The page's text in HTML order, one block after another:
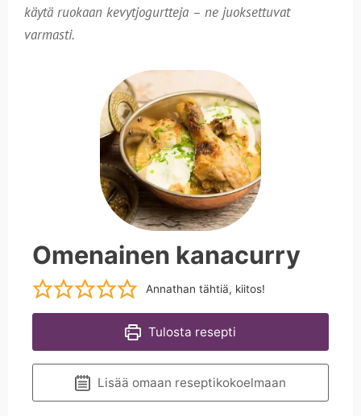
käytä ruokaan kevytjogurtteja – ne juoksettuvat
varmasti.
Omenainen kanacurry
Annathan tähtiä, kiitos!
Tulosta resepti
Lisää omaan reseptikokoelmaan